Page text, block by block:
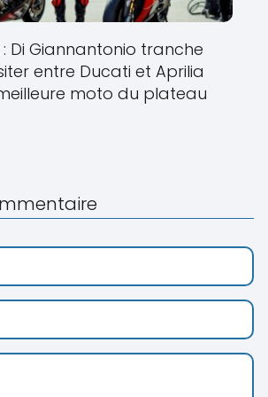
: Di Giannantonio tranche
entre Ducati et Aprilia
moto du plateau